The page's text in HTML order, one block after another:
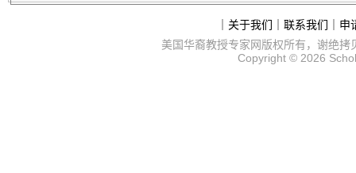
关于我们 联系我们
申
美国华裔教授专家网版权所有，谢绝拷
Copyright © 2026